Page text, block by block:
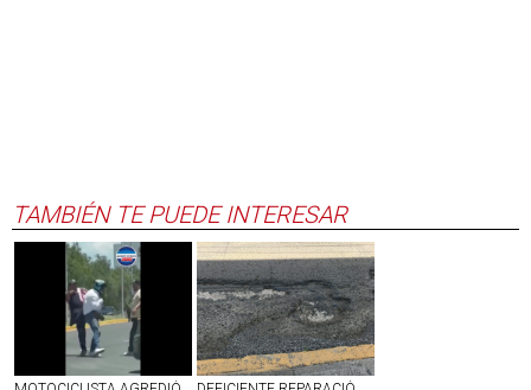
TAMBIÉN TE PUEDE INTERESAR